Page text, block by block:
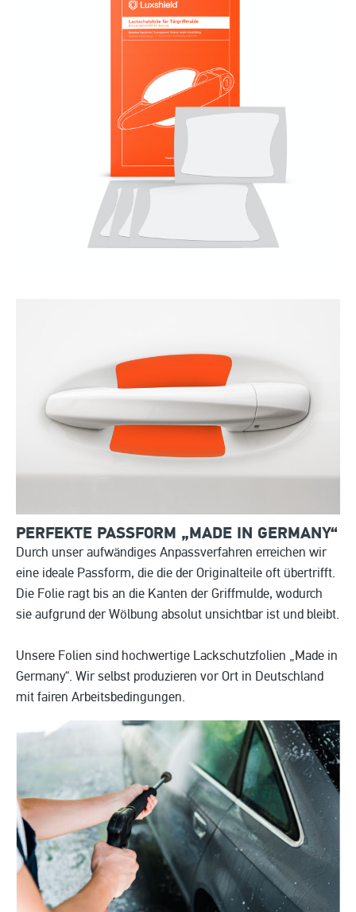
PERFEKTE PASSFORM „MADE IN GERMANY“
Durch unser aufwändiges Anpassverfahren erreichen wir
eine ideale Passform, die die der Originalteile oft übertrifft.
Die Folie ragt bis an die Kanten der Griffmulde, wodurch
sie aufgrund der Wölbung absolut unsichtbar ist und bleibt.
Unsere Folien sind hochwertige Lackschutzfolien „Made in
Germany“. Wir selbst produzieren vor Ort in Deutschland
mit fairen Arbeitsbedingungen.